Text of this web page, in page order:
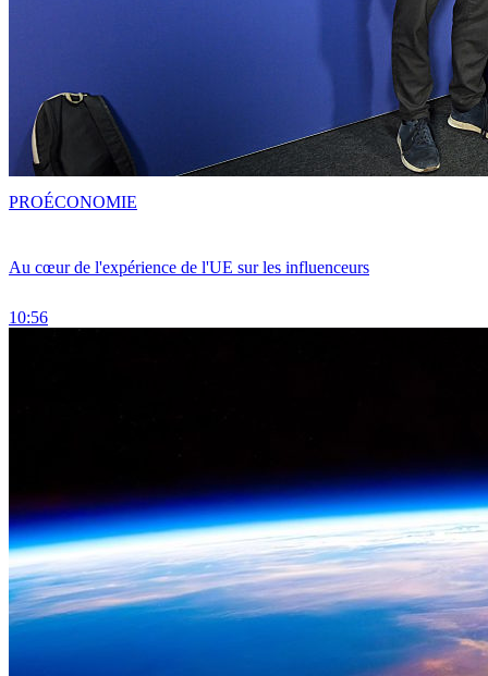
Au cœur de l'expérience de l'UE sur les influenceurs
10:56
PROÉCONOMIE